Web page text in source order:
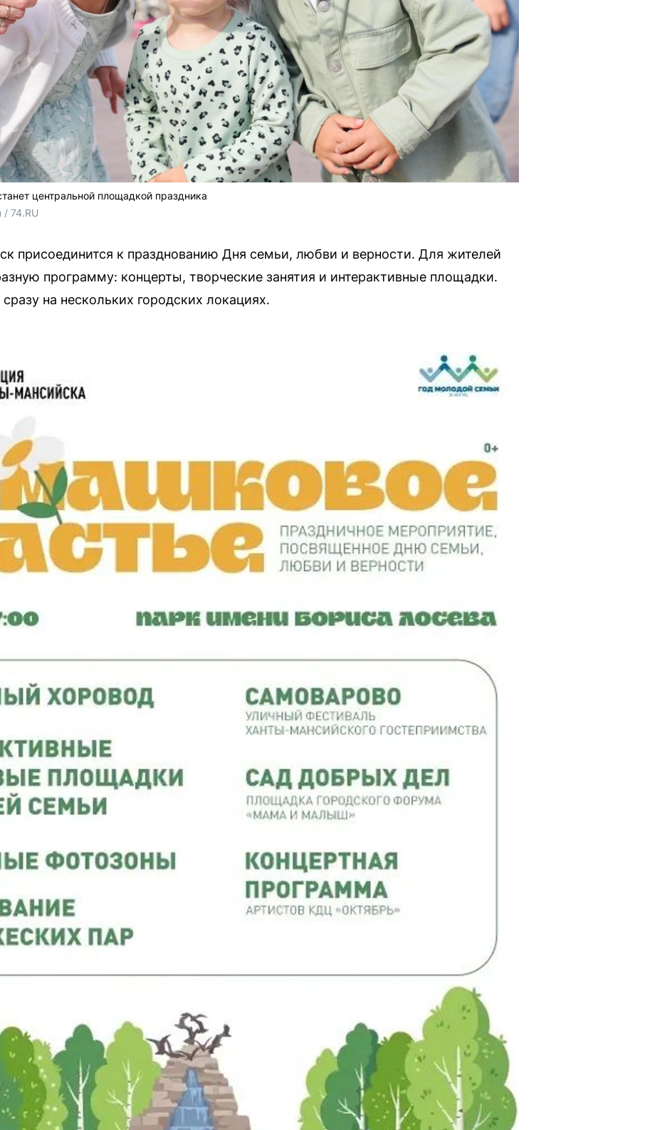
центральной площадкой праздника
/ 74.RU
присоединится к празднованию Дня семьи, любви и верности. Для жителей
программу: концерты, творческие занятия и интерактивные площадки.
на нескольких городских локациях.